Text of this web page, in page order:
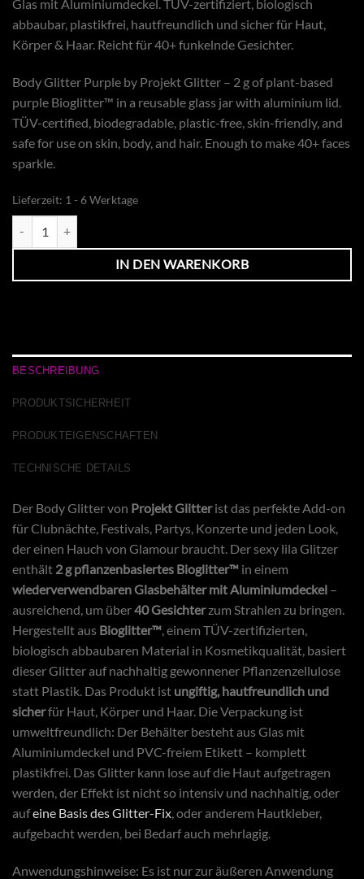
Glas mit Aluminiumdeckel. TÜV-zertifiziert, biologisch
abbaubar, plastikfrei, hautfreundlich und sicher für Haut,
Körper & Haar. Reicht für 40+ funkelnde Gesichter.
Body Glitter Purple by Projekt Glitter – 2 g of plant-based
purple Bioglitter™ in a reusable glass jar with aluminium lid.
TÜV-certified, biodegradable, plastic-free, skin-friendly, and
safe for use on skin, body, and hair. Enough to make 40+ faces
sparkle.
Lieferzeit: 1 - 6 Werktage
IN DEN WARENKORB
BESCHREIBUNG
PRODUKTSICHERHEIT
PRODUKTEIGENSCHAFTEN
TECHNISCHE DETAILS
Der Body Glitter von Projekt Glitterist das perfekte Add-on
für Clubnächte, Festivals, Partys, Konzerte und jeden Look,
der einen Hauch von Glamour braucht. Der sexy lila Glitzer
enthält 2 g pflanzenbasiertes Bioglitter™ in einem
wiederverwendbaren Glasbehälter mit Aluminiumdeckel –
ausreichend, um über40 Gesichterzum Strahlen zu bringen.
Hergestellt aus Bioglitter™ , einem TÜV-zertifizierten,
biologisch abbaubaren Material in Kosmetikqualität, basiert
dieser Glitter auf nachhaltig gewonnener Pflanzenzellulose
statt Plastik. Das Produkt ist ungiftig, hautfreundlich und
sicherfür Haut, Körper und Haar. Die Verpackung ist
umweltfreundlich: Der Behälter besteht aus Glas mit
Aluminiumdeckel und PVC-freiem Etikett – komplett
plastikfrei. Das Glitter kann lose auf die Haut aufgetragen
werden, der Effekt ist nicht so intensiv und nachhaltig, oder
aufeine Basis des Glitter-Fix , oder anderem Hautkleber,
aufgebacht werden, bei Bedarf auch mehrlagig.
Anwendungshinweise: Es ist nur zur äußeren Anwendung